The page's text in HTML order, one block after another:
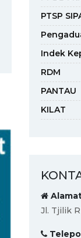
PTSP
Indek
RDM
PANTAU
KILAT
Jl. Tjilik